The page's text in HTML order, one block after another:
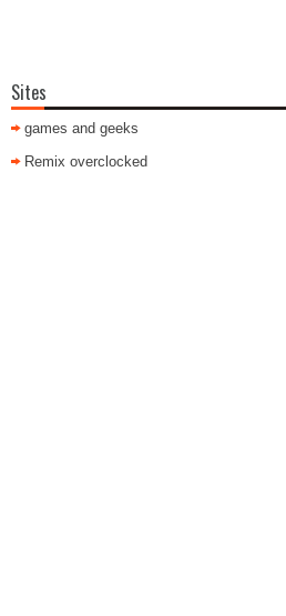
Sites
games and geeks
Remix overclocked